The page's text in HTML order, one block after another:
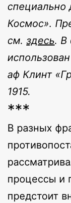
специально
Космос».
см. здесь. В
аф Клинт
1915.
***
В разных
процессы и
предстоит